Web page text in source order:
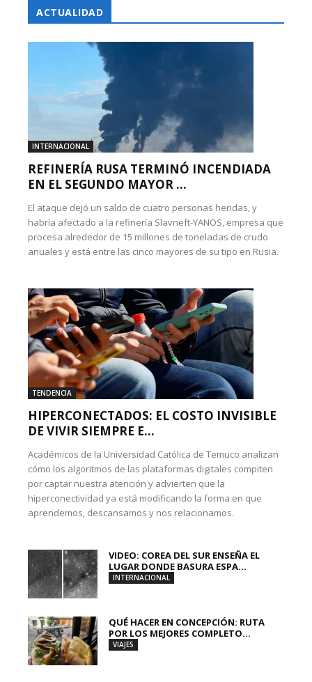
ACTUALIDAD
INTERNACIONAL
REFINERÍA RUSA TERMINÓ INCENDIADA
EN EL SEGUNDO MAYOR ...
El ataque dejó un saldo de cuatro personas heridas, y
habría afectado a la refinería Slavneft-YANOS, empresa que
procesa alrededor de 15 millones de toneladas de crudo
anuales y está entre las cinco mayores de su tipo en Rusia.
TENDENCIA
HIPERCONECTADOS: EL COSTO INVISIBLE
DE VIVIR SIEMPRE E...
Académicos de la Universidad Católica de Temuco analizan
cómo los algoritmos de las plataformas digitales compiten
por captar nuestra atención y advierten que la
hiperconectividad ya está modificando la forma en que
aprendemos, descansamos y nos relacionamos.
VIDEO: COREA DEL SUR ENSEÑA EL
LUGAR DONDE BASURA ESPA...
INTERNACIONAL
QUÉ HACER EN CONCEPCIÓN: RUTA
POR LOS MEJORES COMPLETO...
VIAJES